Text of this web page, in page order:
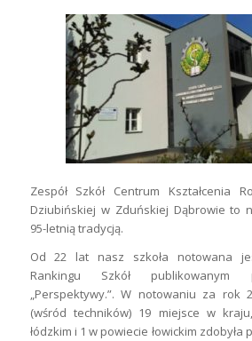
Zespół Szkół Centrum Kształcenia
Dziubińskiej w Zduńskiej Dąbrowie to
95-letnią tradycją.
Od 22 lat nasz szkoła notowana
Rankingu Szkół publikowanym
„Perspektywy.”. W notowaniu za rok
(wśród techników) 19 miejsce w
łódzkim i 1 w powiecie łowickim zdobyła